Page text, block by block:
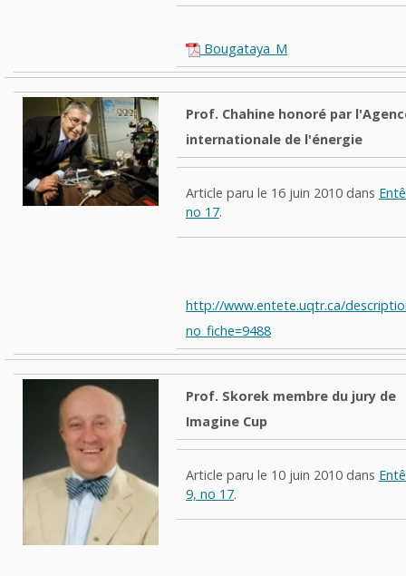
Bougataya_M
Prof. Chahine honoré par
internationale de l'énergie
Article paru le 16 juin 2010 dans
no 17.
http://www.entete.uqtr.ca/
no_fiche=9488
Prof. Skorek membre du jury de
Imagine Cup
Article paru le 10 juin 2010 dans
9, no 17.